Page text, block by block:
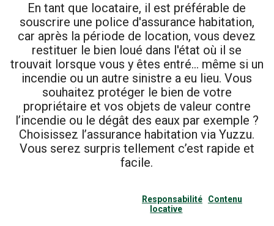
En tant que locataire, il est préférable de
souscrire une police d'assurance habitation,
car après la période de location, vous devez
restituer le bien loué dans l'état où il se
trouvait lorsque vous y êtes entré… même si un
incendie ou un autre sinistre a eu lieu. Vous
souhaitez protéger le bien de votre
propriétaire et vos objets de valeur contre
l’incendie ou le dégât des eaux par exemple ?
Choisissez l’assurance habitation via Yuzzu.
Vous serez surpris tellement c’est rapide et
facile.
Responsabilité
locative
Contenu